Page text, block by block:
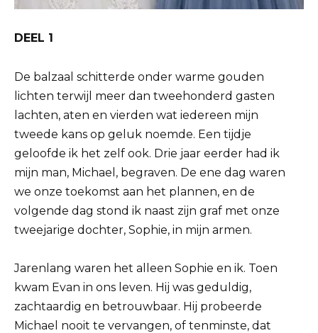
DEEL 1
De balzaal schitterde onder warme gouden
lichten terwijl meer dan tweehonderd gasten
lachten, aten en vierden wat iedereen mijn
tweede kans op geluk noemde. Een tijdje
geloofde ik het zelf ook. Drie jaar eerder had ik
mijn man, Michael, begraven. De ene dag waren
we onze toekomst aan het plannen, en de
volgende dag stond ik naast zijn graf met onze
tweejarige dochter, Sophie, in mijn armen.
Jarenlang waren het alleen Sophie en ik. Toen
kwam Evan in ons leven. Hij was geduldig,
zachtaardig en betrouwbaar. Hij probeerde
Michael nooit te vervangen, of tenminste, dat